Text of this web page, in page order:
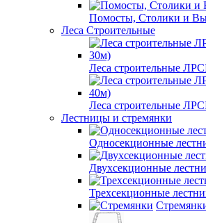
Помосты, Столики и
Леса Строительные
Леса строительные
Леса строительные
Лестницы и стремянки
Односекционные
Двухсекционные
Трехсекционные